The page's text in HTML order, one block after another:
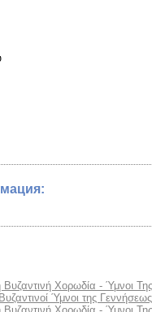
Βυζαντινή Χορωδία - Ύμνοι
Ύμνοι της